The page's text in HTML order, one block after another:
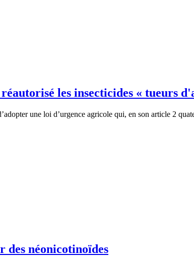
les insecticides « tueurs
une loi d’urgence agricole qui, en son article 2
des néonicotinoïdes